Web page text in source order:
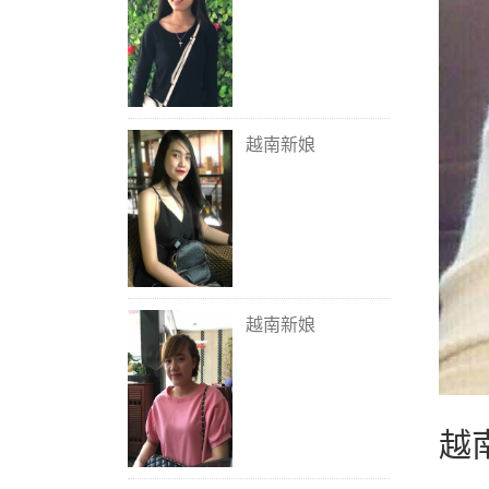
越
越南新娘
越南新娘